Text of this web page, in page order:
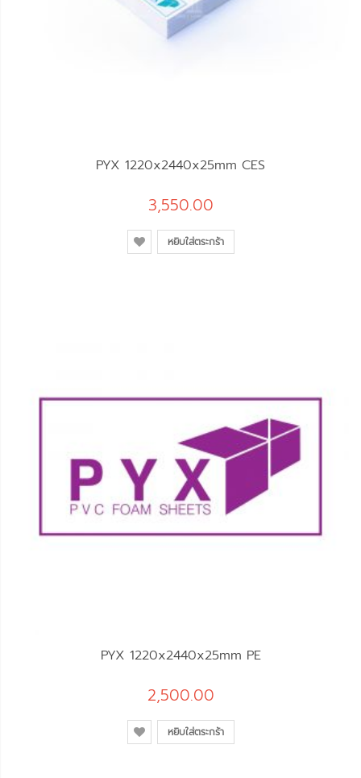
PYX 1220x2440x25mm CES
3,550.00
หยิบใส่ตระกร้า
PYX 1220x2440x25mm PE
2,500.00
หยิบใส่ตระกร้า